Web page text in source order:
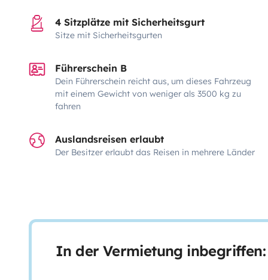
4 Sitzplätze mit Sicherheitsgurt
Sitze mit Sicherheitsgurten
Führerschein B
Dein Führerschein reicht aus, um dieses Fahrzeug
mit einem Gewicht von weniger als 3500 kg zu
fahren
Auslandsreisen erlaubt
Der Besitzer erlaubt das Reisen in mehrere Länder
In der Vermietung inbegriffen: